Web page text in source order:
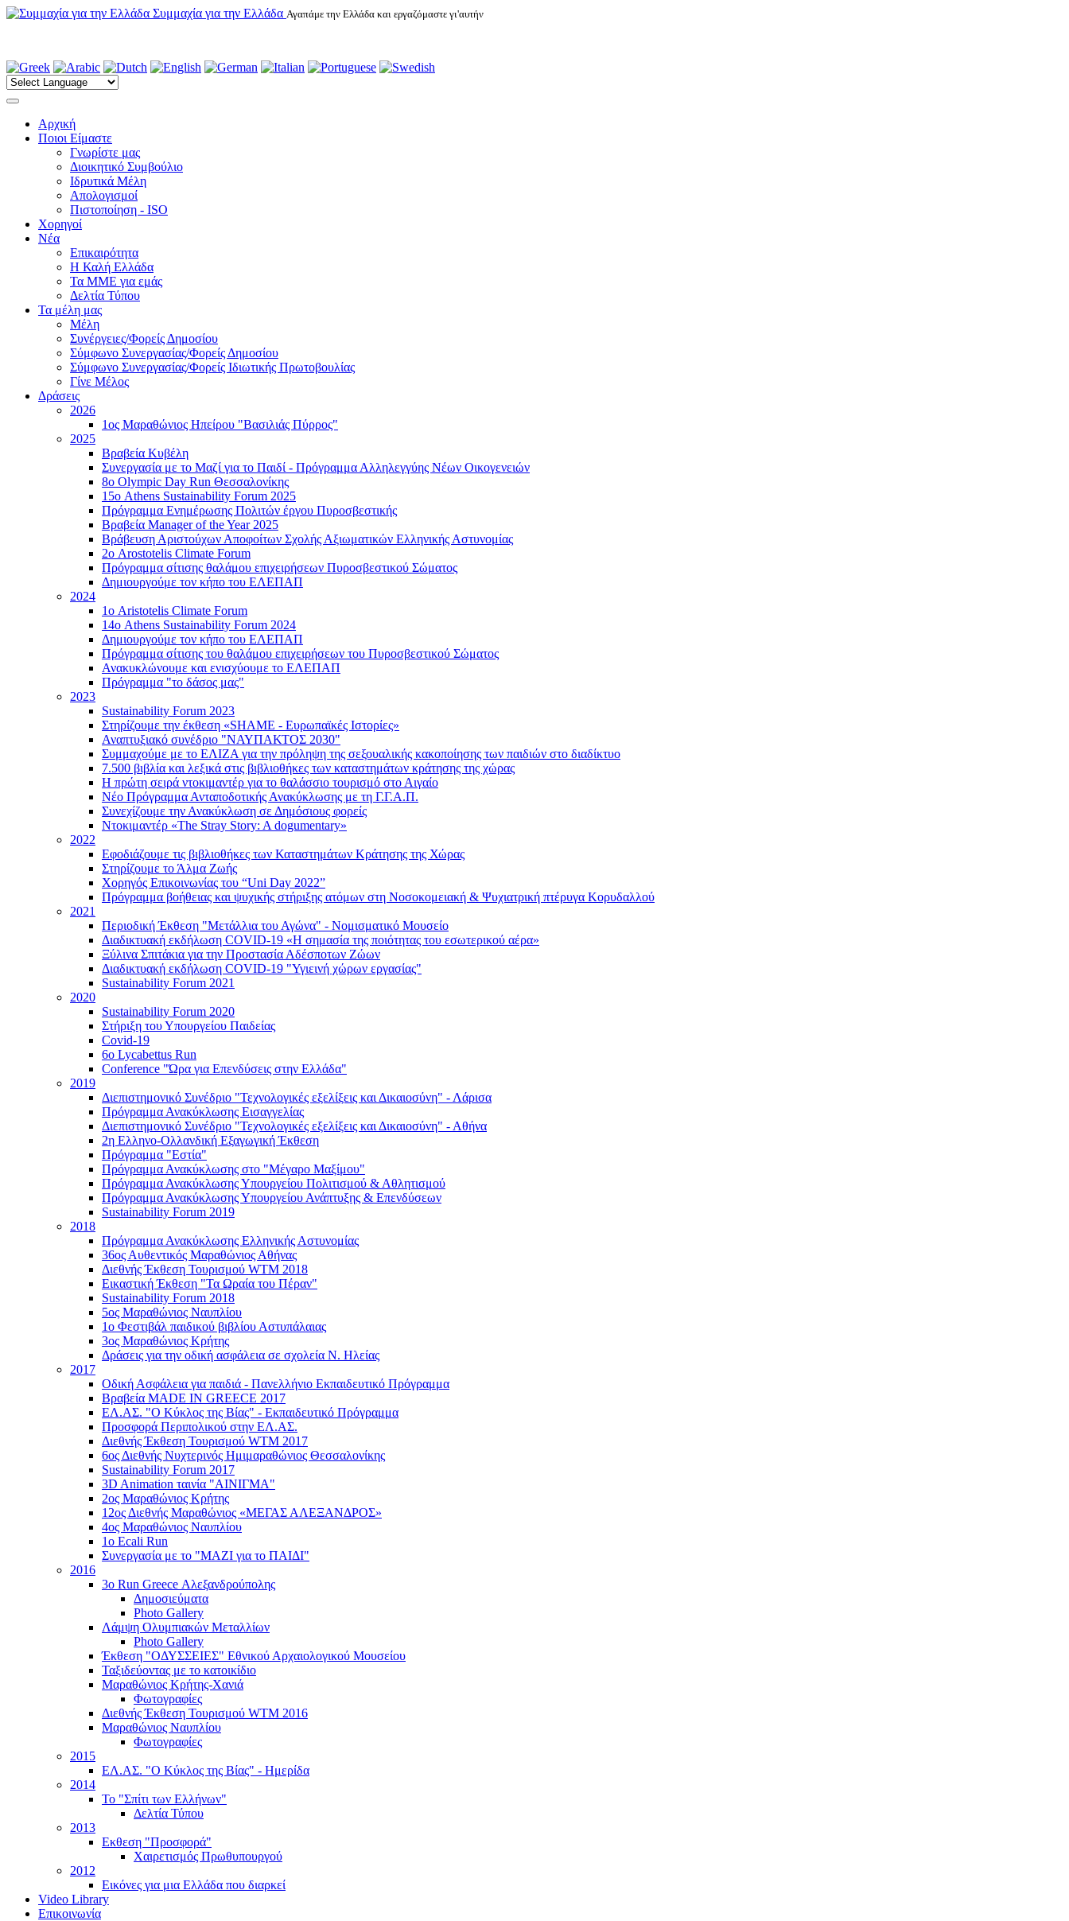
Συμμαχία για την Ελλάδα Αγαπάμε την Ελλάδα και εργαζόμαστε γι'αυτήν
Αρχική
Ποιοι Είμαστε
Γνωρίστε μας
Διοικητικό Συμβούλιο
Ιδρυτικά Μέλη
Απολογισμοί
Πιστοποίηση - ISO
Χορηγοί
Νέα
Επικαιρότητα
H Καλή Ελλάδα
Τα ΜΜΕ για εμάς
Δελτία Τύπου
Τα μέλη μας
Μέλη
Συνέργειες/Φορείς Δημοσίου
Σύμφωνο Συνεργασίας/Φορείς Δημοσίου
Σύμφωνο Συνεργασίας/Φορείς Ιδιωτικής Πρωτοβουλίας
Γίνε Μέλος
Δράσεις
2026
1ος Μαραθώνιος Ηπείρου "Βασιλιάς Πύρρος"
2025
Βραβεία Κυβέλη
Συνεργασία με το Μαζί για το Παιδί - Πρόγραμμα Αλληλεγγύης Νέων Οικογενειών
8ο Olympic Day Run Θεσσαλονίκης
15ο Athens Sustainability Forum 2025
Πρόγραμμα Ενημέρωσης Πολιτών έργου Πυροσβεστικής
Βραβεία Manager of the Year 2025
Βράβευση Αριστούχων Αποφοίτων Σχολής Αξιωματικών Ελληνικής Αστυνομίας
2ο Arostotelis Climate Forum
Πρόγραμμα σίτισης θαλάμου επιχειρήσεων Πυροσβεστικού Σώματος
Δημιουργούμε τον κήπο του ΕΛΕΠΑΠ
2024
1ο Aristotelis Climate Forum
14ο Athens Sustainability Forum 2024
Δημιουργούμε τον κήπο του ΕΛΕΠΑΠ
Πρόγραμμα σίτισης του θαλάμου επιχειρήσεων του Πυροσβεστικού Σώματος
Ανακυκλώνουμε και ενισχύουμε το ΕΛΕΠΑΠ
Πρόγραμμα "το δάσος μας"
2023
Sustainability Forum 2023
Στηρίζουμε την έκθεση «SHAME - Ευρωπαϊκές Ιστορίες»
Αναπτυξιακό συνέδριο "ΝΑΥΠΑΚΤΟΣ 2030"
Συμμαχούμε με το ΕΛΙΖΑ για την πρόληψη της σεξουαλικής κακοποίησης των παιδιών στο διαδίκτυο
7.500 βιβλία και λεξικά στις βιβλιοθήκες των καταστημάτων κράτησης της χώρας
Η πρώτη σειρά ντοκιμαντέρ για το θαλάσσιο τουρισμό στο Αιγαίο
Νέο Πρόγραμμα Ανταποδοτικής Ανακύκλωσης με τη Γ.Γ.Α.Π.
Συνεχίζουμε την Ανακύκλωση σε Δημόσιους φορείς
Ντοκιμαντέρ «The Stray Story: A dogumentary»
2022
Εφοδιάζουμε τις βιβλιοθήκες των Καταστημάτων Κράτησης της Χώρας
Στηρίζουμε το Άλμα Ζωής
Χορηγός Επικοινωνίας του “Uni Day 2022”
Πρόγραμμα βοήθειας και ψυχικής στήριξης ατόμων στη Νοσοκομειακή & Ψυχιατρική πτέρυγα Κορυδαλλού
2021
Περιοδική Έκθεση "Μετάλλια του Αγώνα" - Νομισματικό Μουσείο
Διαδικτυακή εκδήλωση COVID-19 «Η σημασία της ποιότητας του εσωτερικού αέρα»
Ξύλινα Σπιτάκια για την Προστασία Αδέσποτων Ζώων
Διαδικτυακή εκδήλωση COVID-19 "Υγιεινή χώρων εργασίας"
Sustainability Forum 2021
2020
Sustainability Forum 2020
Στήριξη του Υπουργείου Παιδείας
Covid-19
6ο Lycabettus Run
Conference "Ώρα για Επενδύσεις στην Ελλάδα"
2019
Διεπιστημονικό Συνέδριο "Τεχνολογικές εξελίξεις και Δικαιοσύνη" - Λάρισα
Πρόγραμμα Ανακύκλωσης Εισαγγελίας
Διεπιστημονικό Συνέδριο "Τεχνολογικές εξελίξεις και Δικαιοσύνη" - Αθήνα
2η Ελληνο-Ολλανδική Εξαγωγική Έκθεση
Πρόγραμμα "Εστία"
Πρόγραμμα Ανακύκλωσης στο "Μέγαρο Μαξίμου"
Πρόγραμμα Ανακύκλωσης Υπουργείου Πολιτισμού & Αθλητισμού
Πρόγραμμα Ανακύκλωσης Υπουργείου Ανάπτυξης & Επενδύσεων
Sustainability Forum 2019
2018
Πρόγραμμα Ανακύκλωσης Ελληνικής Αστυνομίας
36ος Αυθεντικός Μαραθώνιος Αθήνας
Διεθνής Έκθεση Τουρισμού WTM 2018
Εικαστική Έκθεση "Τα Ωραία του Πέραν"
Sustainability Forum 2018
5ος Μαραθώνιος Ναυπλίου
1ο Φεστιβάλ παιδικού βιβλίου Αστυπάλαιας
3ος Μαραθώνιος Κρήτης
Δράσεις για την οδική ασφάλεια σε σχολεία Ν. Ηλείας
2017
Οδική Ασφάλεια για παιδιά - Πανελλήνιο Εκπαιδευτικό Πρόγραμμα
Βραβεία MADE IN GREECE 2017
ΕΛ.ΑΣ. "Ο Κύκλος της Βίας" - Εκπαιδευτικό Πρόγραμμα
Προσφορά Περιπολικού στην ΕΛ.ΑΣ.
Διεθνής Έκθεση Τουρισμού WTM 2017
6ος Διεθνής Νυχτερινός Ημιμαραθώνιος Θεσσαλονίκης
Sustainability Forum 2017
3D Animation ταινία "ΑΙΝΙΓΜΑ"
2ος Μαραθώνιος Κρήτης
12ος Διεθνής Μαραθώνιος «ΜΕΓΑΣ ΑΛΕΞΑΝΔΡΟΣ»
4ος Μαραθώνιος Ναυπλίου
1ο Ecali Run
Συνεργασία με το "ΜΑΖΙ για το ΠΑΙΔΙ"
2016
3ο Run Greece Αλεξανδρούπολης
Δημοσιεύματα
Photo Gallery
Λάμψη Ολυμπιακών Μεταλλίων
Photo Gallery
Έκθεση "ΟΔΥΣΣΕΙΕΣ" Εθνικού Αρχαιολογικού Μουσείου
Ταξιδεύοντας με το κατοικίδιο
Μαραθώνιος Κρήτης-Χανιά
Φωτογραφίες
Διεθνής Έκθεση Τουρισμού WTM 2016
Μαραθώνιος Ναυπλίου
Φωτογραφίες
2015
ΕΛ.ΑΣ. "Ο Κύκλος της Βίας" - Ημερίδα
2014
Το "Σπίτι των Ελλήνων"
Δελτία Τύπου
2013
Εκθεση "Προσφορά"
Χαιρετισμός Πρωθυπουργού
2012
Εικόνες για μια Ελλάδα που διαρκεί
Video Library
Επικοινωνία